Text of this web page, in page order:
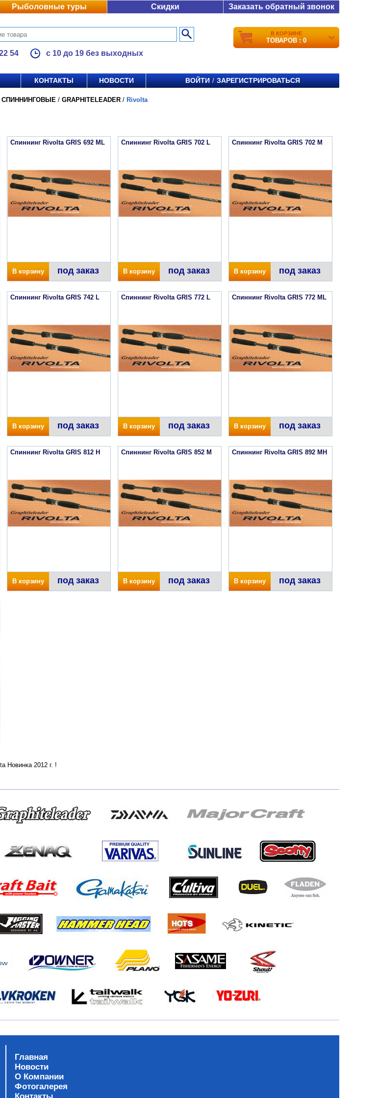
Рыболовные туры Скидки Заказать обратный звонок
54 с 10 до 19 без выходных
В КОРЗИНЕ
ТОВАРОВ : 0
КОНТАКТЫ НОВОСТИ ВОЙТИ / ЗАРЕГИСТРИРОВАТЬСЯ
СПИННИНГОВЫЕ / GRAPHITELEADER / Rivolta
Спиннинг Rivolta GRIS 692 ML
В корзину под заказ
Спиннинг Rivolta GRIS 702 L
В корзину под заказ
Спиннинг Rivolta GRIS 702 M
В корзину под заказ
Спиннинг Rivolta GRIS 742 L
В корзину под заказ
Спиннинг Rivolta GRIS 772 L
В корзину под заказ
Спиннинг Rivolta GRIS 772 ML
В корзину под заказ
Спиннинг Rivolta GRIS 812 H
В корзину под заказ
Спиннинг Rivolta GRIS 852 M
В корзину под заказ
Спиннинг Rivolta GRIS 892 MH
В корзину под заказ
Новинка 2012 г. !
Главная
Новости
О Компании
Фотогалерея